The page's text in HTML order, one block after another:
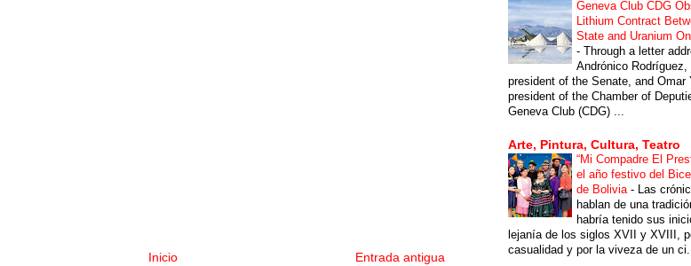
Entrada antigua
Inicio
Geneva Club CDG
Lithium Contract
State and Uranium
- Through a letter
Andrónico Rodríguez,
president of the Senate, and Omar
president of the Chamber of
Geneva Club (CDG) ...
Arte, Pintura, Cultura, Teatro
“Mi Compadre El
el año festivo del
de Bolivia - Las
hablan de una
habría tenido sus
lejanía de los siglos XVII y XVIII,
casualidad y por la viveza de un